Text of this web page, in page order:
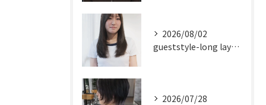
2026/08/02
gueststyle-long layer-
2026/07/28